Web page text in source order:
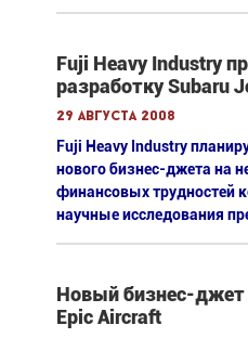
Fuji Heavy Industry
разработку Subaru
29 августа 2008
Fuji Heavy Industry
нового бизнес-джета на
финансовых трудностей
научные исследования
Новый бизнес-джет
Epic Aircraft